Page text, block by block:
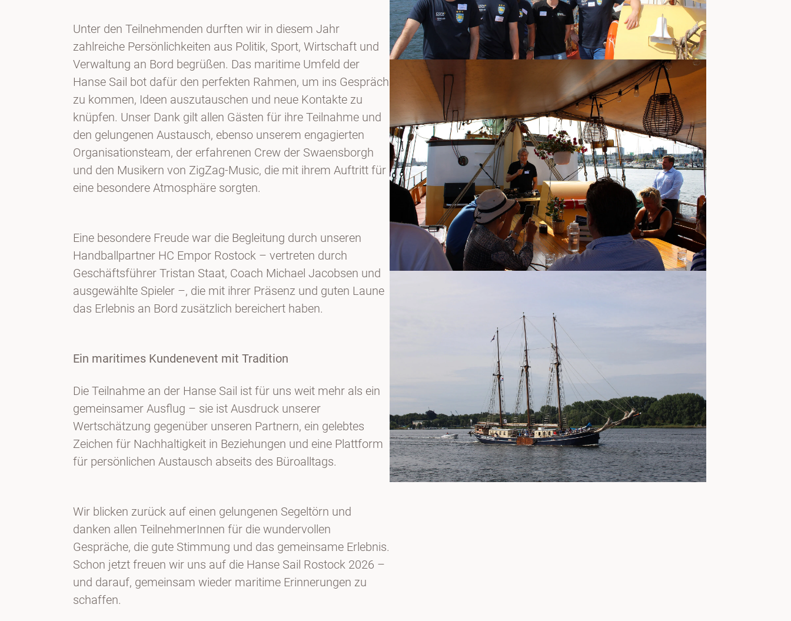
Unter den Teilnehmenden durften wir in diesem Jahr
zahlreiche Persönlichkeiten aus Politik, Sport, Wirtschaft und
Verwaltung an Bord begrüßen. Das maritime Umfeld der
Hanse Sail bot dafür den perfekten Rahmen, um ins Gespräch
zu kommen, Ideen auszutauschen und neue Kontakte zu
knüpfen. Unser Dank gilt allen Gästen für ihre Teilnahme und
den gelungenen Austausch, ebenso unserem engagierten
Organisationsteam, der erfahrenen Crew der Swaensborgh
und den Musikern von ZigZag-Music, die mit ihrem Auftritt für
eine besondere Atmosphäre sorgten.
Eine besondere Freude war die Begleitung durch unseren
Handballpartner HC Empor Rostock – vertreten durch
Geschäftsführer Tristan Staat, Coach Michael Jacobsen und
ausgewählte Spieler –, die mit ihrer Präsenz und guten Laune
das Erlebnis an Bord zusätzlich bereichert haben.
Ein maritimes Kundenevent mit Tradition
Die Teilnahme an der Hanse Sail ist für uns weit mehr als ein
gemeinsamer Ausflug – sie ist Ausdruck unserer
Wertschätzung gegenüber unseren Partnern, ein gelebtes
Zeichen für Nachhaltigkeit in Beziehungen und eine Plattform
für persönlichen Austausch abseits des Büroalltags.
Wir blicken zurück auf einen gelungenen Segeltörn und
danken allen TeilnehmerInnen für die wundervollen
Gespräche, die gute Stimmung und das gemeinsame Erlebnis.
Schon jetzt freuen wir uns auf die Hanse Sail Rostock 2026 –
und darauf, gemeinsam wieder maritime Erinnerungen zu
schaffen.